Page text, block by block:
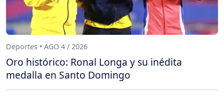
Deportes • AGO 4 / 2026
Oro histórico: Ronal Longa y su inédita
medalla en Santo Domingo